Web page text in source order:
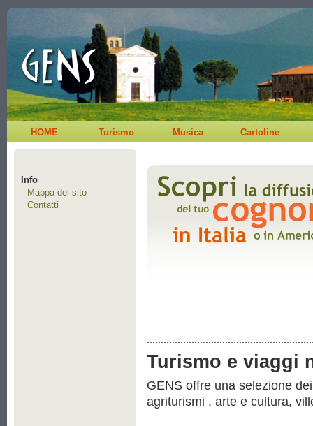
HOME Turismo Musica Cartoline
Info
Mappa del sito
Contatti
Turismo e viaggi
GENS offre una selezione
agriturismi , arte e cultura,